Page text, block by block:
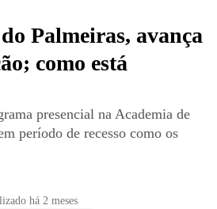
Palmeiras, avança
como está
presencial na Academia de
período de recesso como os
há 2 meses